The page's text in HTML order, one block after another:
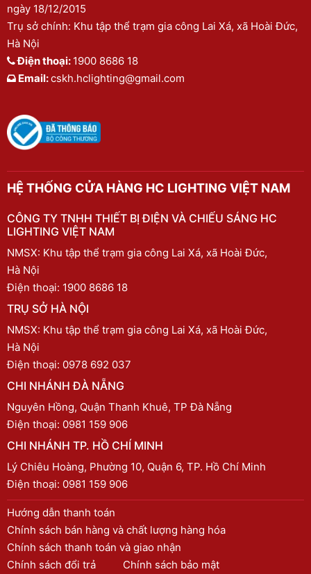
ngày 18/12/2015
Trụ sở chính: Khu tập thể trạm gia công Lai Xá, xã Hoài Đức,
Hà Nội
Điện thoại: 1900 8686 18
Email:cskh.hclighting@gmail.com
HỆ THỐNG CỬA HÀNG HC LIGHTING VIỆT NAM
CÔNG TY TNHH THIẾT BỊ ĐIỆN VÀ CHIẾU SÁNG HC
LIGHTING VIỆT NAM
NMSX: Khu tập thể trạm gia công Lai Xá, xã Hoài Đức,
Hà Nội
Điện thoại: 1900 8686 18
TRỤ SỞ HÀ NỘI
NMSX: Khu tập thể trạm gia công Lai Xá, xã Hoài Đức,
Hà Nội
Điện thoại: 0978 692 037
CHI NHÁNH ĐÀ NẴNG
Nguyên Hồng, Quận Thanh Khuê, TP Đà Nẵng
Điện thoại: 0981 159 906
CHI NHÁNH TP. HỒ CHÍ MINH
Lý Chiêu Hoàng, Phường 10, Quận 6, TP. Hồ Chí Minh
Điện thoại: 0981 159 906
Hướng dẫn thanh toán
Chính sách bán hàng và chất lượng hàng hóa
Chính sách thanh toán và giao nhận
Chính sách đổi trả
Chính sách bảo mật